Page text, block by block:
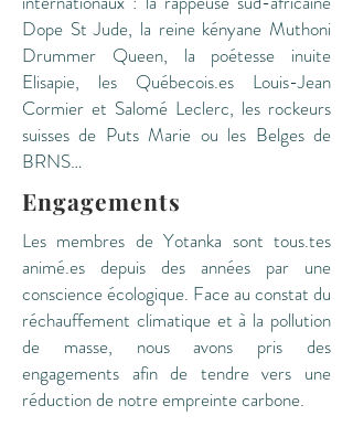
Dope St Jude, la reine kényane Muthoni
Drummer Queen, la poétesse inuite
Elisapie, les Québecois.es Louis-Jean
Cormier et Salomé Leclerc, les rockeurs
suisses de Puts Marie ou les Belges de
BRNS…
Engagements
Les membres de Yotanka sont tous.tes
animé.es depuis des années par une
conscience écologique. Face au constat du
réchauffement climatique et à la pollution
de masse, nous avons pris des
engagements afin de tendre vers une
réduction de notre empreinte carbone.